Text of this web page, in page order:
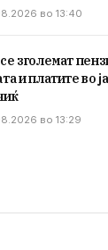
во 13:40
зголемат
и платите во
во 13:29